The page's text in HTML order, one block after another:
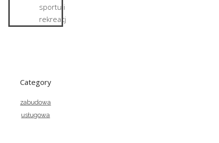
sportu i
rekreacji
Category
zabudowa
usługowa